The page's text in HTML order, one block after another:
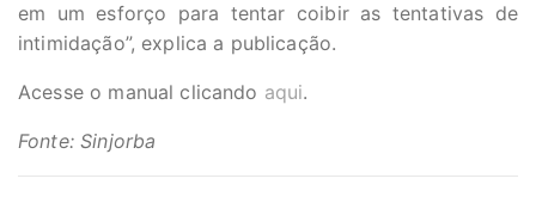
em um esforço para tentar coibir as tentativas de
intimidação”, explica a publicação.
Acesse o manual clicando aqui.
Fonte: Sinjorba